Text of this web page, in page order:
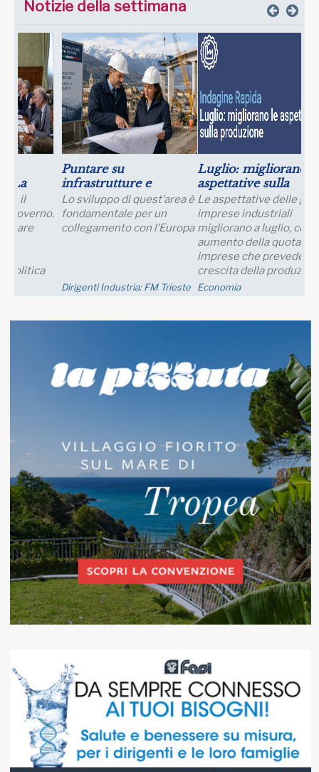
Notizie della settimana
Luglio: migliorano le
aspettative sulla
produzione
Le aspettative delle grandi
imprese industriali
migliorano a luglio, con un
crescita della produzione;
Crescita della
Produttività e
Prospettive Salariali
Incontro Zoom con il Prof.
Giampaolo Galli -
Osservatorio CPI Università
Cattolica - mercoledì 23
settembre ore 17:30 - 19:00
Eventi